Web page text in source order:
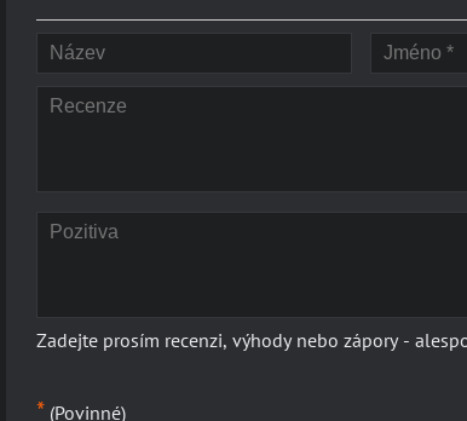
Zadejte prosím recenzi, výhody nebo zápory -
* (Povinné)